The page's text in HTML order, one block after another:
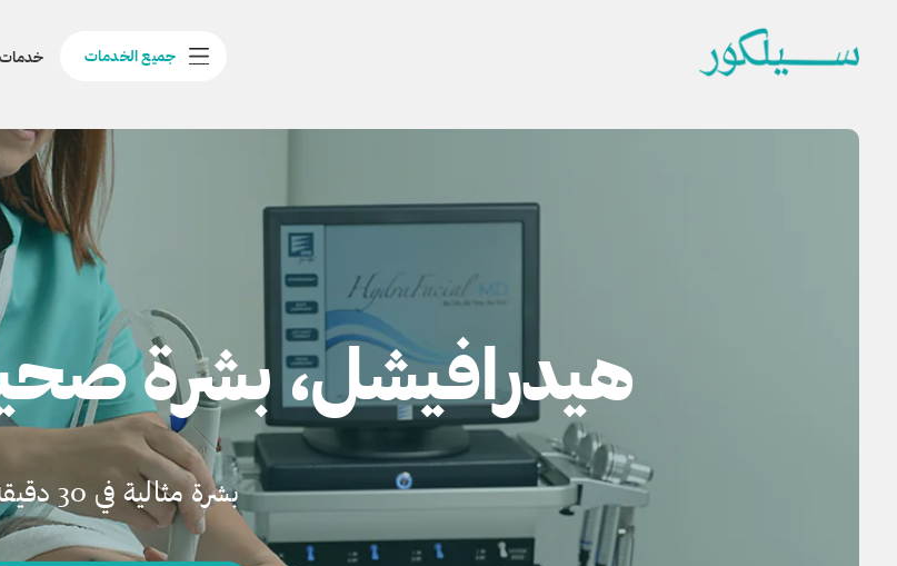
جميع الخدمات
هيدرافيشل، بشرة
بشرة مثالية في 30 دقيقة